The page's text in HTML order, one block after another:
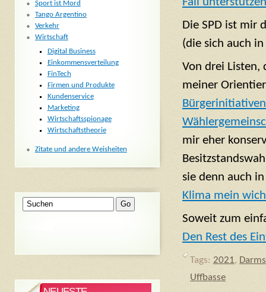
Die SPD ist mir
(die sich auch
Von drei
meiner
mir eher
sie denn auch
Klima mein
Soweit zum
Den Rest des
Tags: 2021,
Uffbasse
Sport ist Mord
Tango Argentino
Verkehr
Wirtschaft
Digital Business
Einkommensverteilung
FinTech
Firmen und Produkte
Kundenservice
Marketing
Wirtschaftsspionage
Wirtschaftstheorie
Zitate und andere Weisheiten